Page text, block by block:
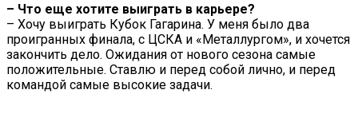
– Что еще хотите выиграть в карьере?
– Хочу выиграть Кубок Гагарина. У меня было два
проигранных финала, с ЦСКА и «Металлургом», и хочется
закончить дело. Ожидания от нового сезона самые
положительные. Ставлю и перед собой лично, и перед
командой самые высокие задачи.